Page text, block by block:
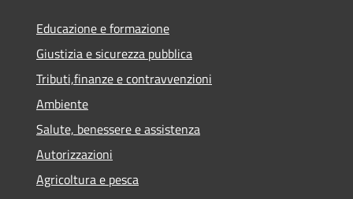
Educazione e formazione
Giustizia e sicurezza pubblica
Tributi,finanze e contravvenzioni
Ambiente
Salute, benessere e assistenza
Autorizzazioni
Agricoltura e pesca